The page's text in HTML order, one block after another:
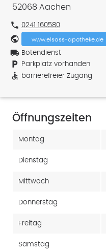
52068 Aachen
phone 0241 160580
public www.elsass-apotheke.de
local_shipping Botendienst
local_parking Parkplatz vorhanden
accessible barrierefreier Zugang
Öffnungszeiten
Montag
Dienstag
Mittwoch
Donnerstag
Freitag
Samstag